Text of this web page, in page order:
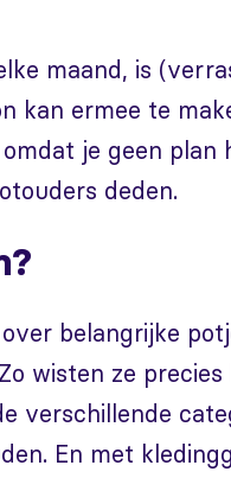
maand, is
kan ermee te
je geen plan
deden.
belangrijke
wisten ze precies
verschillende
En met